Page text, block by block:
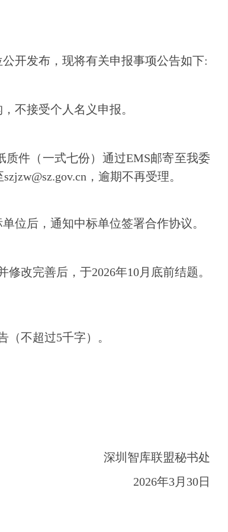
开发布，现将有关申报事项公告如下:
不接受个人名义申报。
质件（一式七份）通过EMS邮寄至我委
，逾期不再受理。
位后，通知中标单位签署合作协议。
改完善后，于2026年10月底前结题。
不超过5千字）。
深圳智库联盟秘书处
2026年3月30日